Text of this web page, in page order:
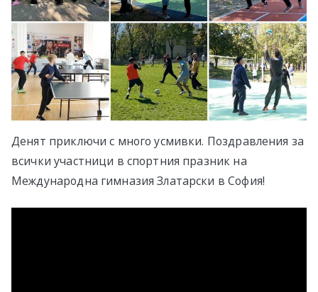
Денят приключи с много усмивки. Поздравления за
всички участници в спортния празник на
Международна гимназия Златарски в София!